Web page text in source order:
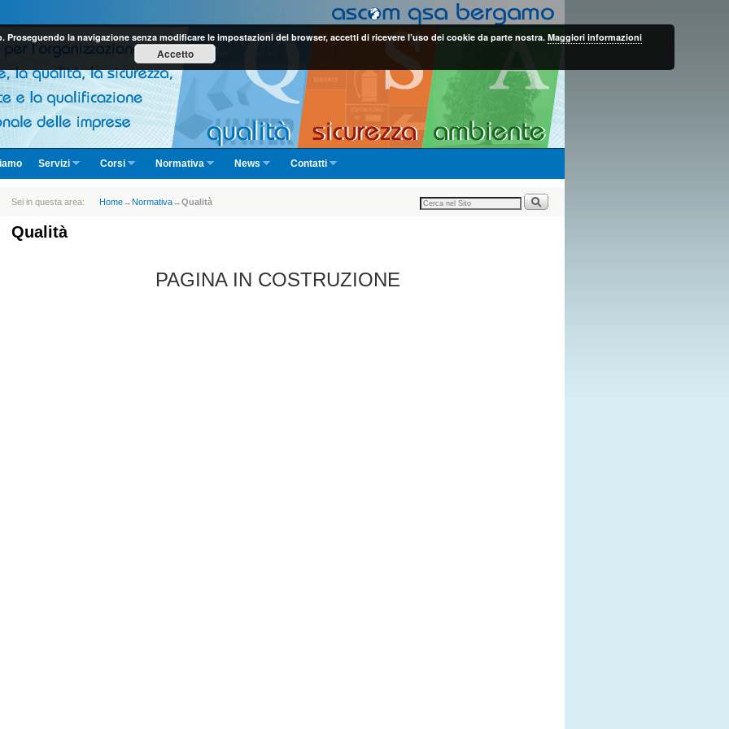
Servizi Corsi Normativa News Contatti
Sei in questa area: Home→Normativa→Qualità
Qualità
PAGINA IN COSTRUZIONE
la navigazione senza modificare le impostazioni del browser, accetti di ricevere l’uso dei cookie da parte nostra.Maggiori informazioni
Accetto